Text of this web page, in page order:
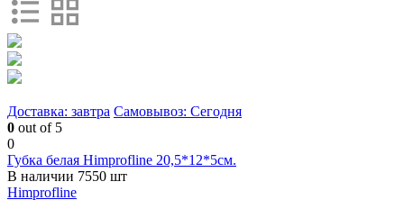
Доставка: завтра Самовывоз: Сегодня
0 out of 5
0
Губка белая Himprofline 20,5*12*5см.
В наличии 7550 шт
Himprofline